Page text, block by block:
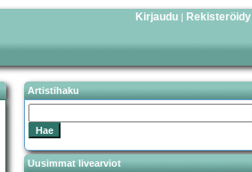
Kirjaudu | Rekisteröidy
Artistihaku
Uusimmat livearviot